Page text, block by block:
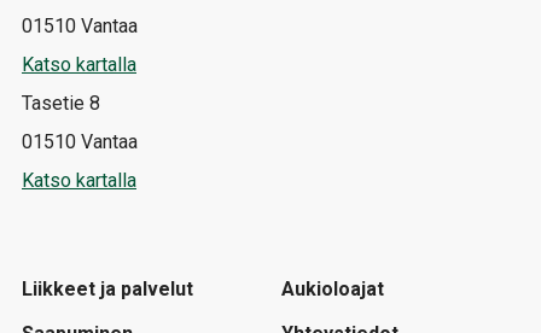
01510 Vantaa
Katso kartalla
Tasetie 8
01510 Vantaa
Katso kartalla
Liikkeet ja palvelut
Aukioloajat